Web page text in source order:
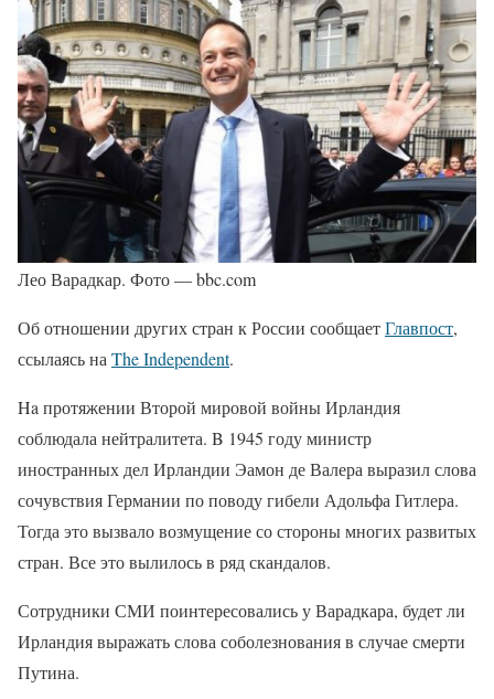
Лео Варадкар. Фото — bbc.com
Об отношении других стран к России сообщаетГлавпост,
ссылаясь на The Independent.
Ha протяжении Второй мировой войны Ирландия
соблюдала нейтралитета. B 1945 году министр
иностранных дел Ирландии Эамон де Валера выразил слова
сочувствия Германии по поводу гибели Адольфа Гитлера.
Тогда это вызвало возмущение со стороны многих развитых
стран. Все это вылилось в ряд скандалов.
Сотрудники СМИ поинтересовались у Варадкара, будет ли
Ирландия выражать слова соболезнования в случае смерти
Путина.